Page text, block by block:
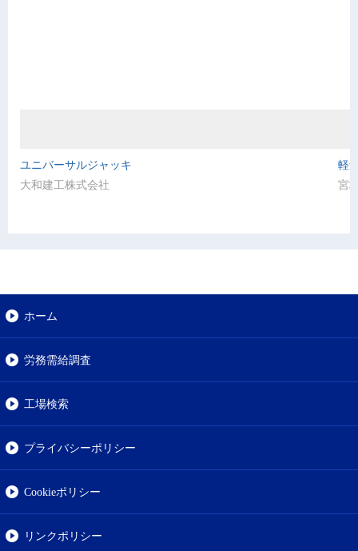
ユニバーサルジャッキ
大和建工株式会社
軽
宮
ホーム
労務需給調査
工場検索
プライバシーポリシー
Cookieポリシー
リンクポリシー